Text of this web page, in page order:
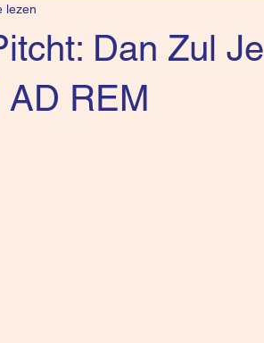
Dan Zul
REM
lezen